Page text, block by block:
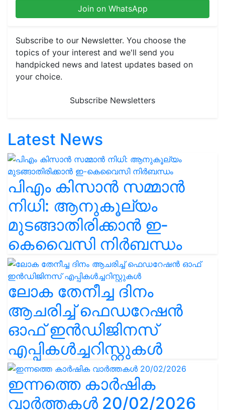
Join on WhatsApp
Subscribe to our Newsletter. You choose the
topics of your interest and we'll send you
handpicked news and latest updates based on
your choice.
Subscribe Newsletters
Latest News
പിഎം കിസാൻ സമ്മാൻ
നിധി: ആനുകൂല്യം
മുടങ്ങാതിരിക്കാൻ ഇ-
കെവൈസി നിർബന്ധം
ലോക തേനീച്ച ദിനം
ആചരിച്ച് ഫെഡറേഷൻ
ഓഫ് ഇൻഡിജിനസ്
എപ്പികൾച്ചറിസ്റ്റുകൾ
ഇന്നത്തെ കാർഷിക
വാർത്തകൾ 20/02/2026